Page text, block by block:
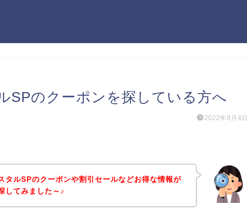
SPのクーポンを探している方へ
2022年8月4日
タルSPのクーポンや割引セールなどお得な情報が
してみました～♪